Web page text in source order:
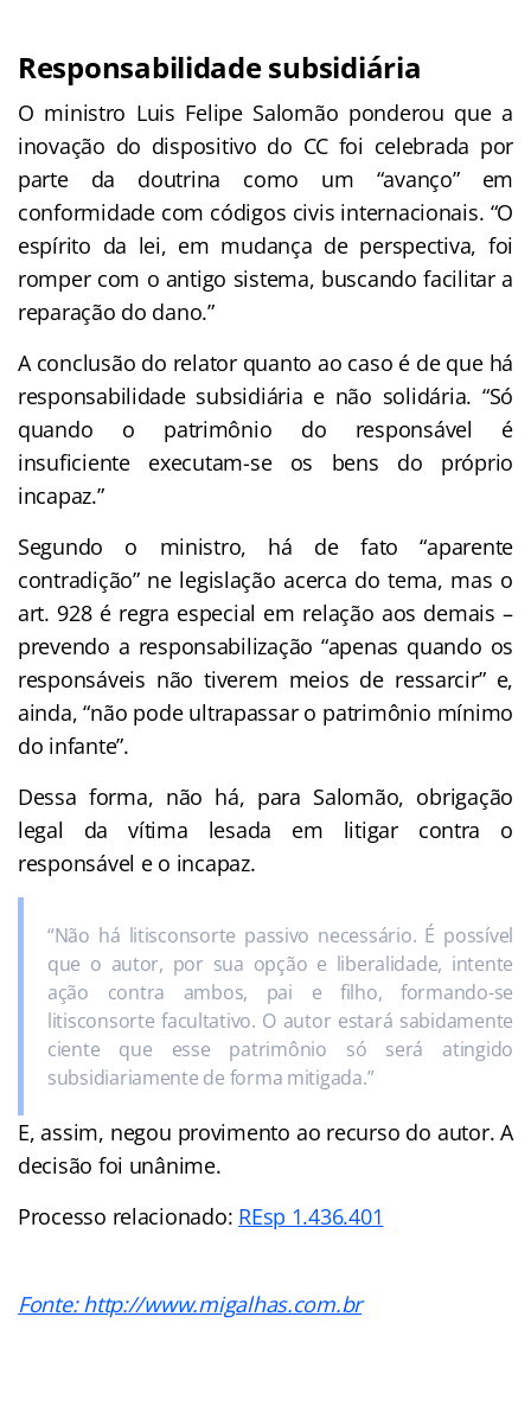
Responsabilidade subsidiária
O ministro Luis Felipe Salomão ponderou que a
inovação do dispositivo do CC foi celebrada por
parte da doutrina como um “avanço” em
conformidade com códigos civis internacionais. “O
espírito da lei, em mudança de perspectiva, foi
romper com o antigo sistema, buscando facilitar a
reparação do dano.”
A conclusão do relator quanto ao caso é de que há
responsabilidade subsidiária e não solidária. “Só
quando o patrimônio do responsável é
insuficiente executam-se os bens do próprio
incapaz.”
Segundo o ministro, há de fato “aparente
contradição” ne legislação acerca do tema, mas o
art. 928 é regra especial em relação aos demais –
prevendo a responsabilização “apenas quando os
responsáveis não tiverem meios de ressarcir” e,
ainda, “não pode ultrapassar o patrimônio mínimo
do infante”.
Dessa forma, não há, para Salomão, obrigação
legal da vítima lesada em litigar contra o
responsável e o incapaz.
“Não há litisconsorte passivo necessário. É possível
que o autor, por sua opção e liberalidade, intente
ação contra ambos, pai e filho, formando-se
litisconsorte facultativo. O autor estará sabidamente
ciente que esse patrimônio só será atingido
subsidiariamente de forma mitigada.”
E, assim, negou provimento ao recurso do autor. A
decisão foi unânime.
Processo relacionado: REsp 1.436.401
Fonte: http://www.migalhas.com.br